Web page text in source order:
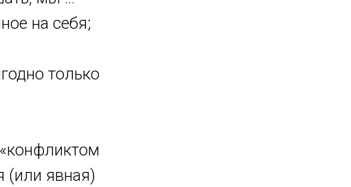
на себя;
только
(или явная)